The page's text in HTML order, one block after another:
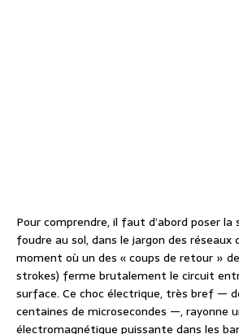
Pour comprendre, il faut d’abord poser la
foudre au sol, dans le jargon des réseaux
moment où un des « coups de retour »
strokes) ferme brutalement le circuit
surface. Ce choc électrique, très bref —
centaines de microsecondes —, rayonne
électromagnétique puissante dans les